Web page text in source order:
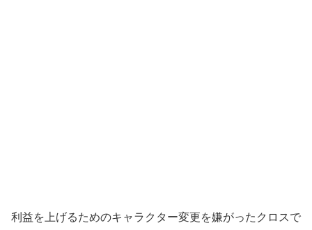
利益を上げるためのキャラクター変更を嫌がったクロスで